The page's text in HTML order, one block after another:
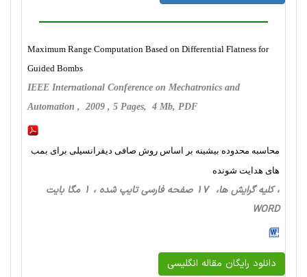
Maximum Range Computation Based on Differential Flatness for
Guided Bombs
IEEE International Conference on Mechatronics and
Automation , 2009 , 5 Pages, 4 Mb, PDF
محاسبه محدوده بیشینه بر اساس روش صافی دیفرانسیلی برای بمب
های هدایت شونده
، کلیه گرایش ها، 17 صفحه فارسی تایپ شده ، 1 مگا بایت
WORD
دانلود رایگان مقاله انگلیسی